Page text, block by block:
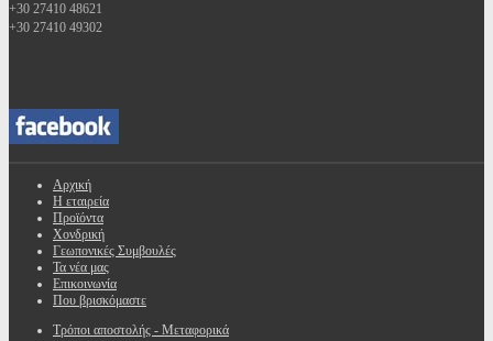
+30 27410 48621
+30 27410 49302
Αρχική
Η εταιρεία
Προϊόντα
Χονδρική
Γεωπονικές Συμβουλές
Τα νέα μας
Επικοινωνία
Που βρισκόμαστε
Τρόποι αποστολής - Μεταφορικά